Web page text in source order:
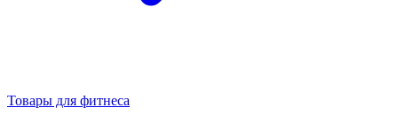
Товары для фитнеса